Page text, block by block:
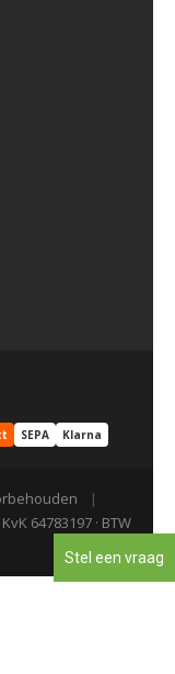
SEPA Klarna
|
KvK 64783197 · BTW
Stel een vraag